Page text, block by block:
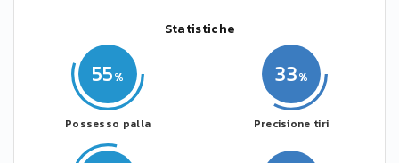
Statistiche
55
Possesso palla
33
Precisione tiri